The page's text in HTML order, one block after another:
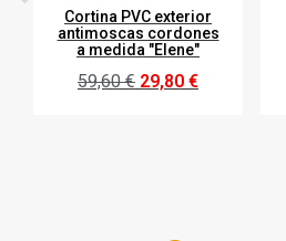
Cortina PVC exterior
antimoscas cordones
a medida "Elene"
59,60 € 29,80 €